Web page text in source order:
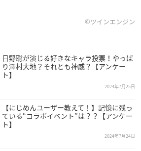
©ツインエンジン
日野聡が演じる好きなキャラ投票！やっぱ
り澤村大地？それとも神威？【アンケー
ト】
2024年7月25日
【にじめんユーザー教えて！】記憶に残っ
ている“コラボイベント”は？？【アンケー
ト】
2024年7月24日